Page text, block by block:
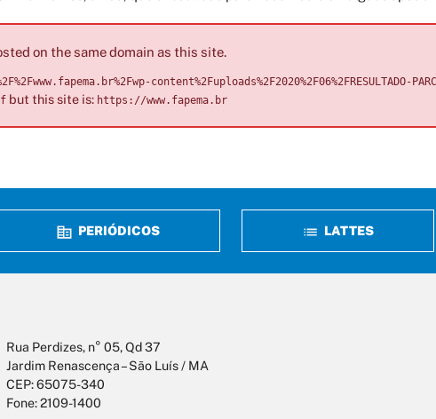
on the same domain as this site.
content%2Fuploads%2F2020%2F06%2FRESULTADO-
but this site is: https://www.fapema.br
PERIÓDICOS LATTES
Rua Perdizes, n° 05, Qd 37
Jardim Renascença – São Luís / MA
CEP: 65075-340
Fone: 2109-1400